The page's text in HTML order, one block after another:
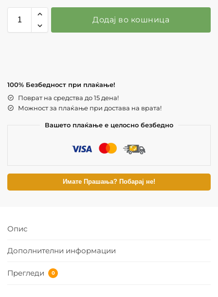
Додај во кошница
100% Безбедност при плаќање!
Поврат на средства до 15 дена!
Можност за плаќање при достава на врата!
Вашето плаќање е целосно безбедно
Имате Прашања? Побарај не!
Опис
Дополнителни информации
Прегледи 0